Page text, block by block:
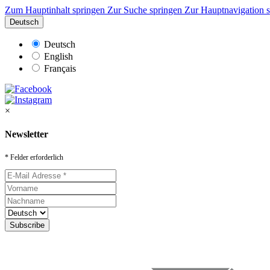
Zum Hauptinhalt springen Zur Suche springen Zur Hauptnavigation
Deutsch
Deutsch
English
Français
×
Newsletter
* Felder erforderlich